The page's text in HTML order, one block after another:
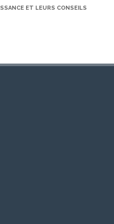
ET LEURS CONSEILS